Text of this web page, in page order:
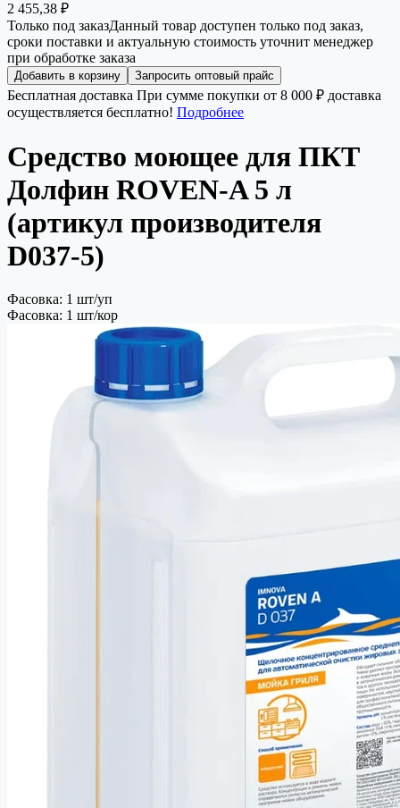
2 455,38 ₽
Только под заказДанный товар доступен только под заказ,
сроки поставки и актуальную стоимость уточнит менеджер
при обработке заказа
Добавить в корзину Запросить оптовый прайс
Бесплатная доставка При сумме покупки от 8 000 ₽ доставка
осуществляется бесплатно! Подробнее
Средство моющее для ПКТ
Долфин ROVEN-A 5 л
(артикул производителя
D037-5)
Фасовка: 1 шт/уп
Фасовка: 1 шт/кор